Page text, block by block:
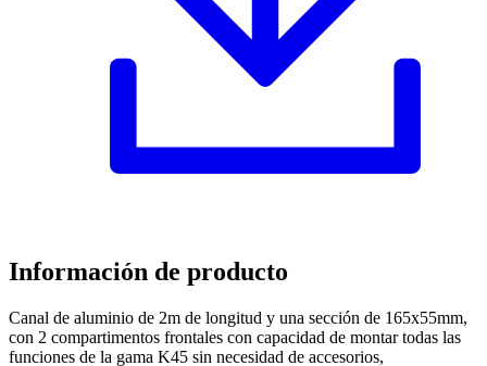
Información de producto
Canal de aluminio de 2m de longitud y una sección de 165x55mm,
con 2 compartimentos frontales con capacidad de montar todas las
funciones de la gama K45 sin necesidad de accesorios,